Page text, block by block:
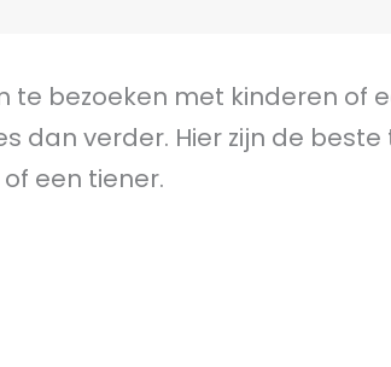
bezoeken met kinderen of
dan verder. Hier zijn de beste
een tiener.